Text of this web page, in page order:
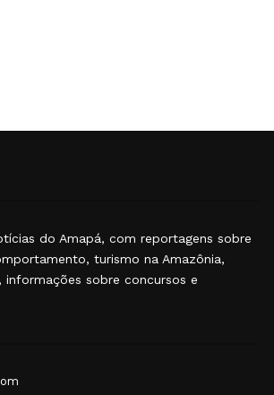
do Amapá, com reportagens sobre
turismo na Amazônia,
informações sobre concursos e